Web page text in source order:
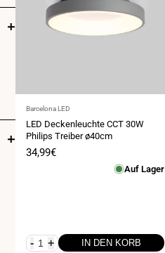
Anbieter:
Barcelona LED
LED Deckenleuchte CCT 30W
Philips Treiber ø40cm
Verkaufspreis
34,99€
Auf Lager
- + IN DEN KORB